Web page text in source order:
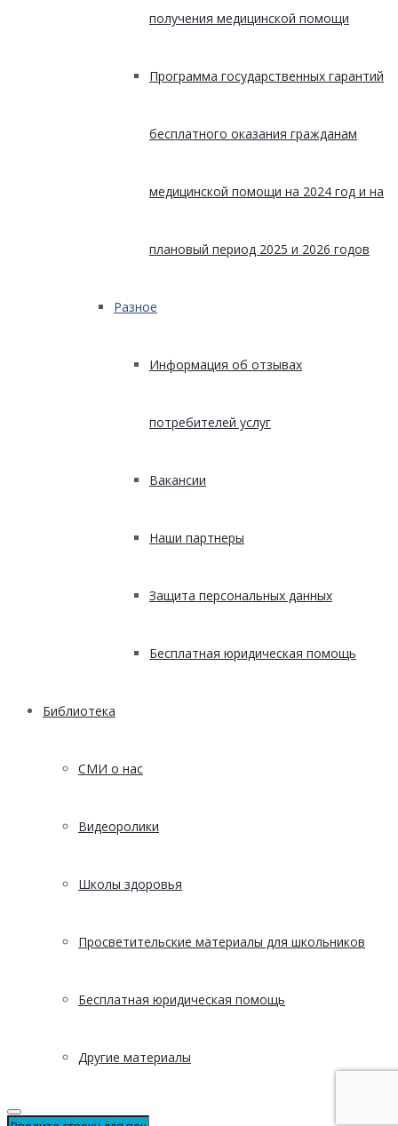
получения медицинской помощи
Программа государственных гарантий
бесплатного оказания гражданам
медицинской помощи на 2024 год и на
плановый период 2025 и 2026 годов
Разное
Информация об отзывах
потребителей услуг
Вакансии
Наши партнеры
Защита персональных данных
Бесплатная юридическая помощь
Библиотека
СМИ о нас
Видеоролики
Школы здоровья
Просветительские материалы для школьников
Бесплатная юридическая помощь
Другие материалы